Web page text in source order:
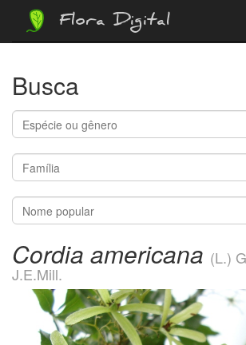
Flora Digital
Busca
Cordia americana (L.)
J.E.Mill.